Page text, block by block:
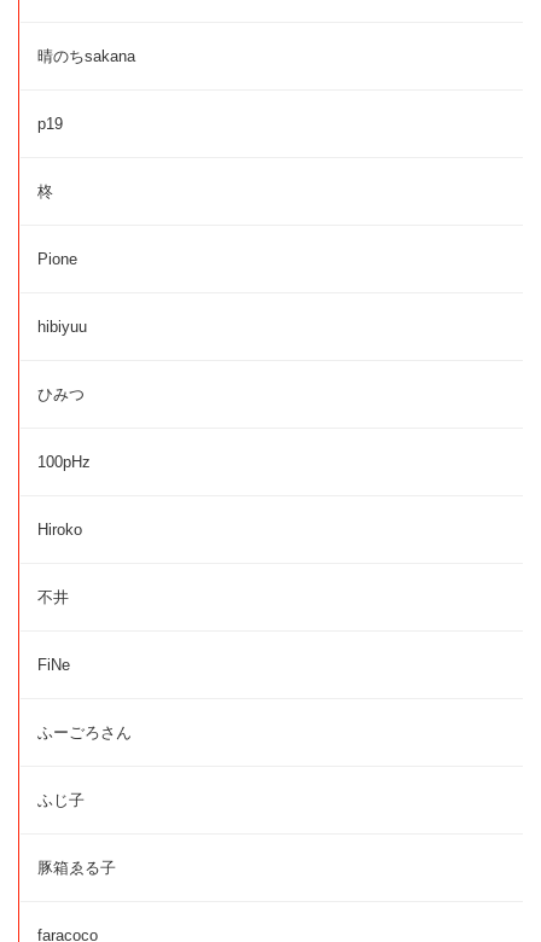
晴のちsakana
p19
柊
Pione
hibiyuu
ひみつ
100pHz
Hiroko
不井
FiNe
ふーごろさん
ふじ子
豚箱ゑる子
faracoco